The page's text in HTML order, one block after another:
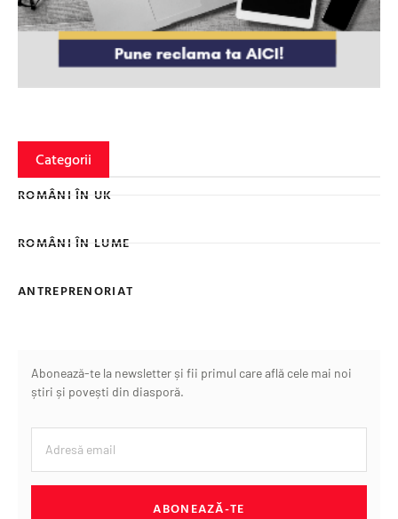
Categorii
ROMÂNI ÎN UK
ROMÂNI ÎN LUME
ANTREPRENORIAT
Abonează-te la newsletter și fii primul care află cele mai noi
știri și povești din diasporă.
ABONEAZĂ-TE